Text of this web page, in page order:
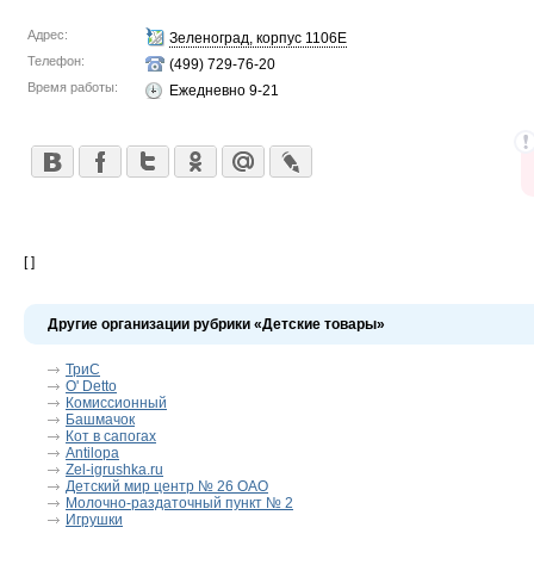
Адрес: Зеленоград, корпус 1106Е
Телефон: (499) 729-76-20
Время работы: Ежедневно 9-21
[ ]
Другие организации рубрики «Детские товары»
ТриС
O' Detto
Комиссионный
Башмачок
Кот в сапогах
Antilopa
Zel-igrushka.ru
Детский мир центр № 26 ОАО
Молочно-раздаточный пункт № 2
Игрушки